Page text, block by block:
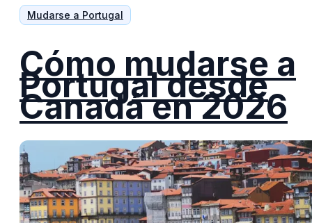
Mudarse a Portugal
Cómo mudarse a
Portugal desde
Canadá en 2026